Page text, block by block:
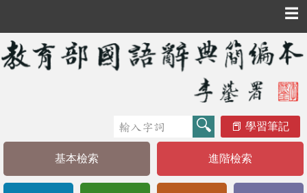
☰
學習筆記
基本檢索 進階檢索